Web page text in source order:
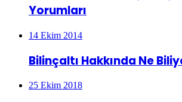
Yorumları
14 Ekim 2014
Bilinçaltı Hakkında Ne
25 Ekim 2018